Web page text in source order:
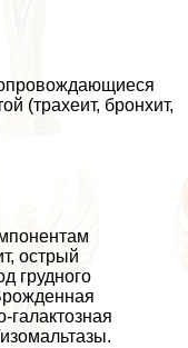
(трахеит, бронхит,
острый
грудного
галактозная